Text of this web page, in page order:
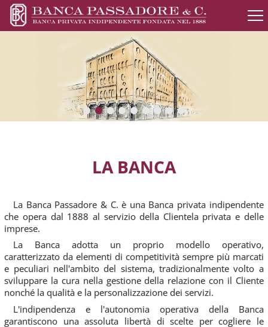
LA BANCA
La Banca Passadore & C. è una Banca privata indipendente
che opera dal 1888 al servizio della Clientela privata e delle
imprese.
La Banca adotta un proprio modello operativo,
caratterizzato da elementi di competitività sempre più marcati
e peculiari nell'ambito del sistema, tradizionalmente volto a
sviluppare la cura nella gestione della relazione con il Cliente
nonché la qualità e la personalizzazione dei servizi.
L'indipendenza e l'autonomia operativa della Banca
garantiscono una assoluta libertà di scelte per cogliere le